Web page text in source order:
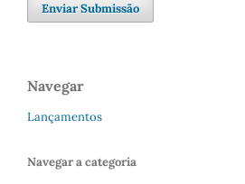
Enviar Submissão
Navegar
Lançamentos
Navegar a categoria